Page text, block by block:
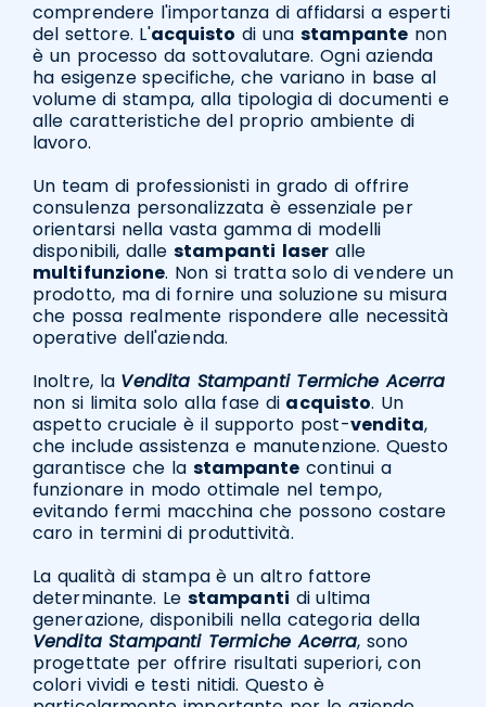
comprendere l'importanza di affidarsi a esperti
del settore. L'acquisto di unastampante non
è un processo da sottovalutare. Ogni azienda
ha esigenze specifiche, che variano in base al
volume di stampa, alla tipologia di documenti e
alle caratteristiche del proprio ambiente di
lavoro.
Un team di professionisti in grado di offrire
consulenza personalizzata è essenziale per
orientarsi nella vasta gamma di modelli
disponibili, dallestampanti laser alle
multifunzione. Non si tratta solo di vendere un
prodotto, ma di fornire una soluzione su misura
che possa realmente rispondere alle necessità
operative dell'azienda.
Inoltre, la Vendita Stampanti Termiche Acerra
non si limita solo alla fase di acquisto. Un
aspetto cruciale è il supporto post-vendita,
che include assistenza e manutenzione. Questo
garantisce che la stampante continui a
funzionare in modo ottimale nel tempo,
evitando fermi macchina che possono costare
caro in termini di produttività.
La qualità di stampa è un altro fattore
determinante. Le stampanti di ultima
generazione, disponibili nella categoria della
Vendita Stampanti Termiche Acerra, sono
progettate per offrire risultati superiori, con
colori vividi e testi nitidi. Questo è